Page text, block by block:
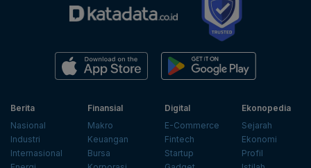
Berita
Nasional
Industri
Internasional
Finansial
Makro
Keuangan
Bursa
Digital
E-Commerce
Fintech
Startup
Ekonopedia
Sejarah
Ekonomi
Profil